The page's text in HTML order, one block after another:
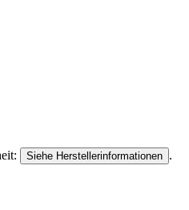
Siehe Herstellerinformationen .